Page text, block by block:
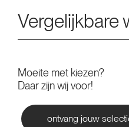
Vergelijkbare
Moeite met kiezen?
Daar zijn wij voor!
ontvang jouw